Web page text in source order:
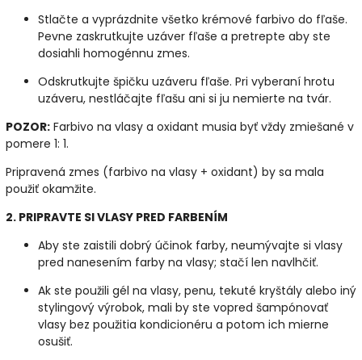
Stlačte a vyprázdnite všetko krémové farbivo do fľaše.
Pevne zaskrutkujte uzáver fľaše a pretrepte aby ste
dosiahli homogénnu zmes.
Odskrutkujte špičku uzáveru fľaše. Pri vyberaní hrotu
uzáveru, nestláčajte fľašu ani si ju nemierte na tvár.
POZOR: Farbivo na vlasy a oxidant musia byť vždy zmiešané v
pomere 1: 1.
Pripravená zmes (farbivo na vlasy + oxidant) by sa mala
použiť okamžite.
2. PRIPRAVTE SI VLASY PRED FARBENÍM
Aby ste zaistili dobrý účinok farby, neumývajte si vlasy
pred nanesením farby na vlasy; stačí len navlhčiť.
Ak ste použili gél na vlasy, penu, tekuté kryštály alebo iný
stylingový výrobok, mali by ste vopred šampónovať
vlasy bez použitia kondicionéru a potom ich mierne
osušiť.